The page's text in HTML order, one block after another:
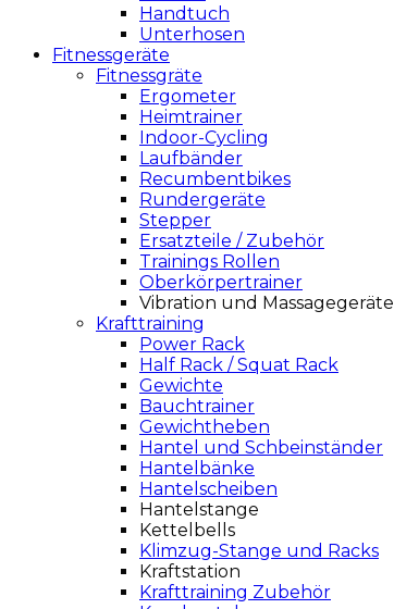
Handtuch
Unterhosen
Fitnessgeräte
Fitnessgräte
Ergometer
Heimtrainer
Indoor-Cycling
Laufbänder
Recumbentbikes
Rundergeräte
Stepper
Ersatzteile / Zubehör
Trainings Rollen
Oberkörpertrainer
Vibration und Massagegeräte
Krafttraining
Power Rack
Half Rack / Squat Rack
Gewichte
Bauchtrainer
Gewichtheben
Hantel und Schbeinständer
Hantelbänke
Hantelscheiben
Hantelstange
Kettelbells
Klimzug-Stange und Racks
Kraftstation
Krafttraining Zubehör